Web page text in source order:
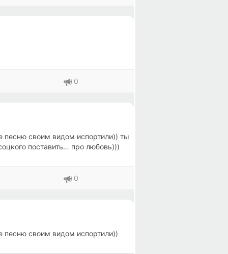
0
песню своим видом испортили)) ты
поставить… про любовь)))
0
песню своим видом испортили))